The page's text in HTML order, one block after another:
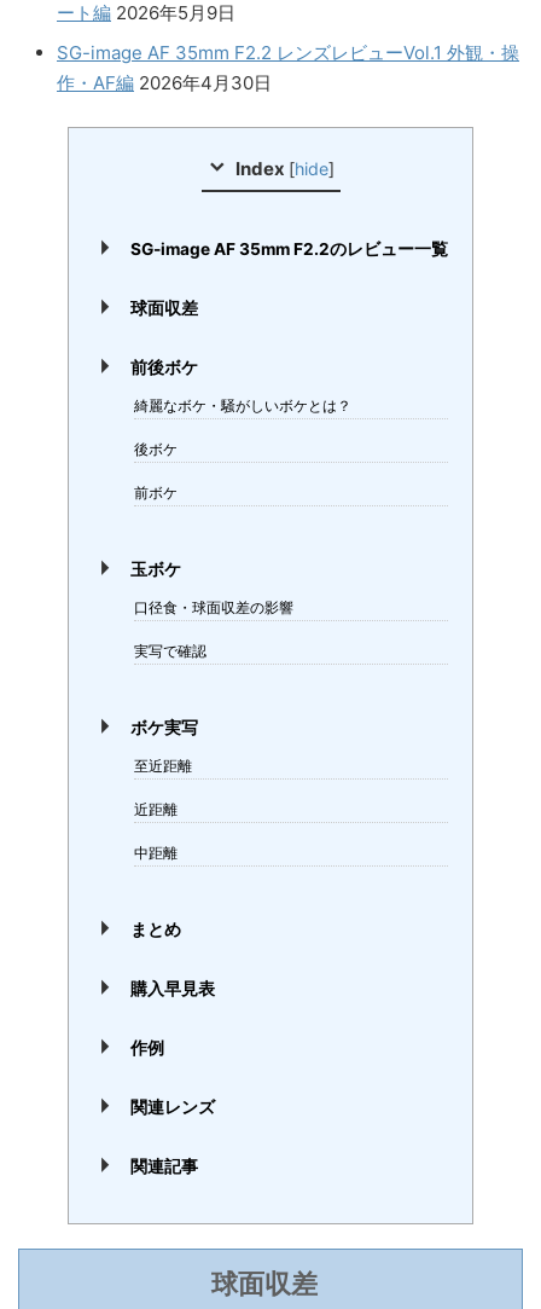
ート編 2026年5月9日
SG-image AF 35mm F2.2 レンズレビューVol.1 外観・操
作・AF編 2026年4月30日
Index [hide]
SG-image AF 35mm F2.2のレビュー一覧
球面収差
前後ボケ
綺麗なボケ・騒がしいボケとは？
後ボケ
前ボケ
玉ボケ
口径食・球面収差の影響
実写で確認
ボケ実写
至近距離
近距離
中距離
まとめ
購入早見表
作例
関連レンズ
関連記事
球面収差